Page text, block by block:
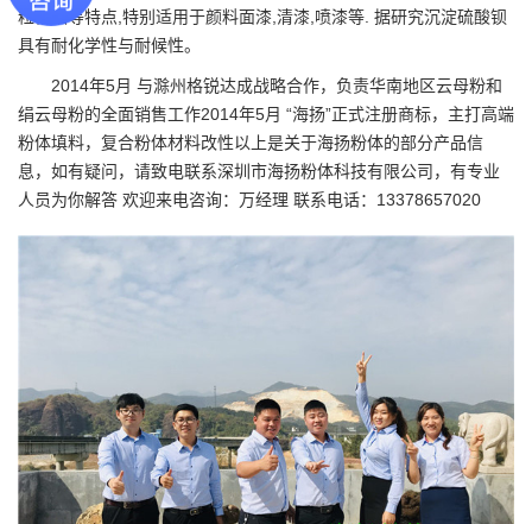
粒精细等特点,特别适用于颜料面漆,清漆,喷漆等. 据研究沉淀硫酸钡
具有耐化学性与耐候性。
2014年5月 与滁州格锐达成战略合作，负责华南地区云母粉和
绢云母粉的全面销售工作2014年5月 “海扬”正式注册商标，主打高端
粉体填料，复合粉体材料改性以上是关于海扬粉体的部分产品信
息，如有疑问，请致电联系深圳市海扬粉体科技有限公司，有专业
人员为你解答 欢迎来电咨询：万经理 联系电话：13378657020